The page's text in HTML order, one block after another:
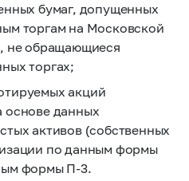
бумаг, допущенных
торгам на Московской
не обращающиеся
торгах;
акций
основе данных
активов (собственных
по данным формы
формы П-3.